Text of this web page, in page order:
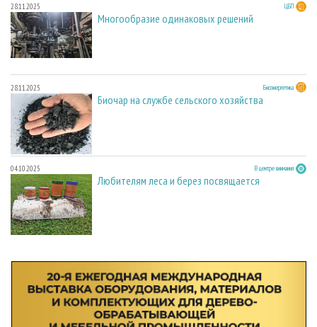
28.11.2025 ЦБП
Многообразие одинаковых решений
28.11.2025 Биоэнергетика
Биочар на службе сельского хозяйства
04.10.2025 В центре внимания
Любителям леса и берез посвящается